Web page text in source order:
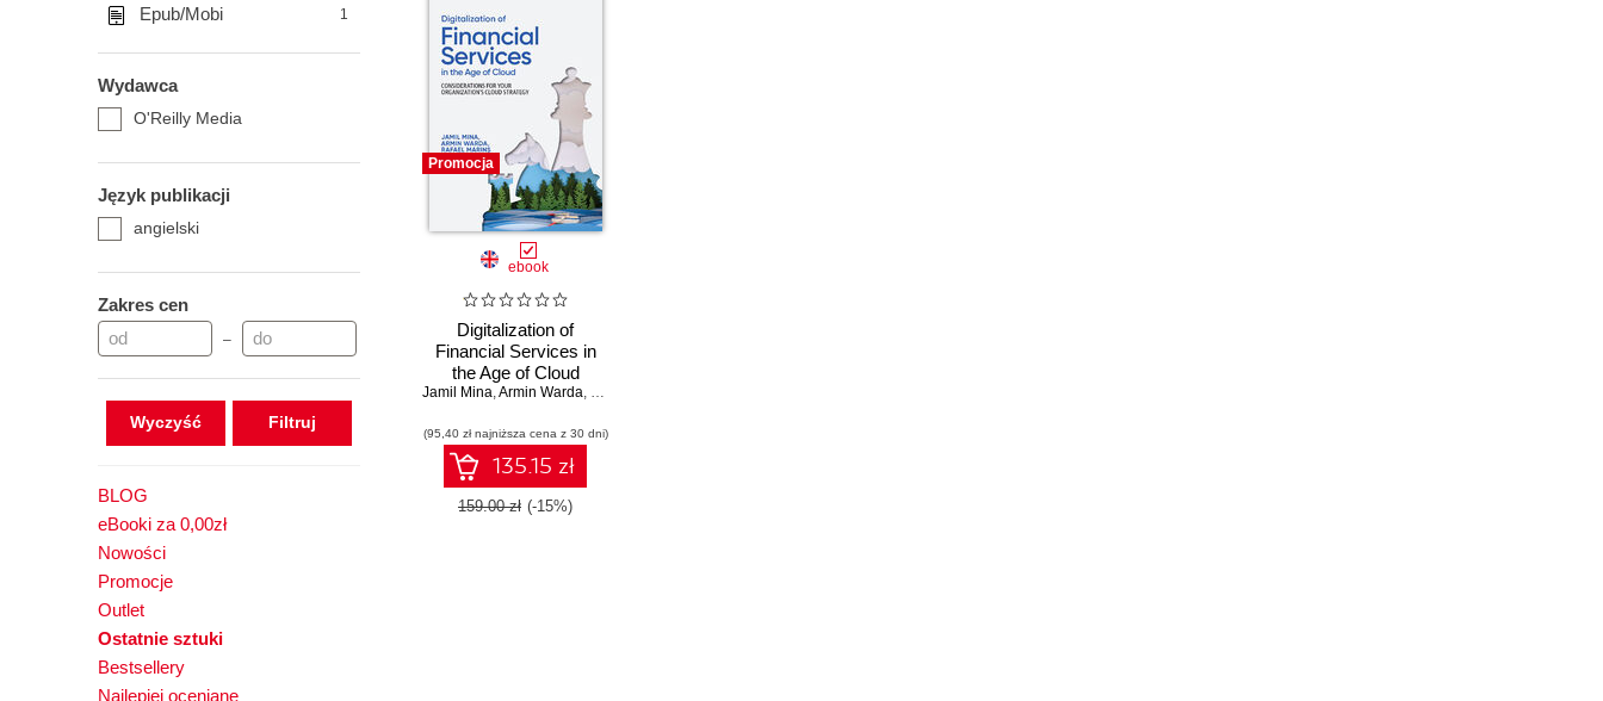
Epub/Mobi
1
Wydawca
O'Reilly Media
Język publikacji
angielski
Zakres cen
–
Wyczyść
BLOG
eBooki za 0,00zł
Nowości
Promocje
Outlet
Ostatnie sztuki
Bestsellery
Najlepiej oceniane
Promocja
ebook
Digitalization of
Financial Services in
the Age of Cloud
Jamil Mina,Armin Warda, Rafael Marins
(95,40 zł najniższa cena z 30 dni)
135.15 zł
159.00 zł (-15%)